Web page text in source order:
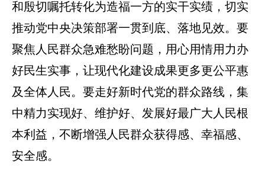
和殷切嘱托转化为造福一方的实干实绩，切实
推动党中央决策部署一贯到底、落地见效。要
聚焦人民群众急难愁盼问题，用心用情用力办
好民生实事，让现代化建设成果更多更公平惠
及全体人民。要走好新时代党的群众路线，集
中精力实现好、维护好、发展好最广大人民根
本利益，不断增强人民群众获得感、幸福感、
安全感。